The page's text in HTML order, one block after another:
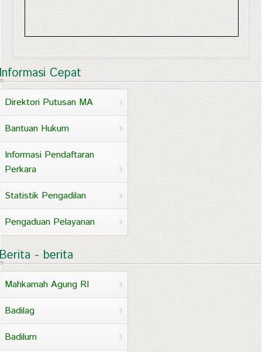
Cepat
Direktori Putusan MA
Bantuan Hukum
Informasi Pendaftaran
Perkara
Statistik Pengadilan
Pengaduan Pelayanan
- berita
Mahkamah Agung RI
Badilag
Badilum